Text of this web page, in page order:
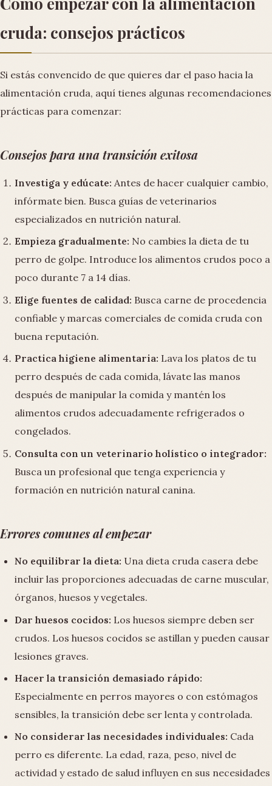
cruda: consejos prácticos
Si estás convencido de que quieres dar el paso hacia la
alimentación cruda, aquí tienes algunas recomendaciones
prácticas para comenzar:
Consejos para una transición exitosa
Investiga y edúcate: Antes de hacer cualquier cambio,
infórmate bien. Busca guías de veterinarios
especializados en nutrición natural.
Empieza gradualmente: No cambies la dieta de tu
perro de golpe. Introduce los alimentos crudos poco a
poco durante 7 a 14 días.
Elige fuentes de calidad: Busca carne de procedencia
confiable y marcas comerciales de comida cruda con
buena reputación.
Practica higiene alimentaria: Lava los platos de tu
perro después de cada comida, lávate las manos
después de manipular la comida y mantén los
alimentos crudos adecuadamente refrigerados o
congelados.
Consulta con un veterinario holístico o integrador:
Busca un profesional que tenga experiencia y
formación en nutrición natural canina.
Errores comunes al empezar
No equilibrar la dieta: Una dieta cruda casera debe
incluir las proporciones adecuadas de carne muscular,
órganos, huesos y vegetales.
Dar huesos cocidos: Los huesos siempre deben ser
crudos. Los huesos cocidos se astillan y pueden causar
lesiones graves.
Hacer la transición demasiado rápido:
Especialmente en perros mayores o con estómagos
sensibles, la transición debe ser lenta y controlada.
No considerar las necesidades individuales: Cada
perro es diferente. La edad, raza, peso, nivel de
actividad y estado de salud influyen en sus necesidades